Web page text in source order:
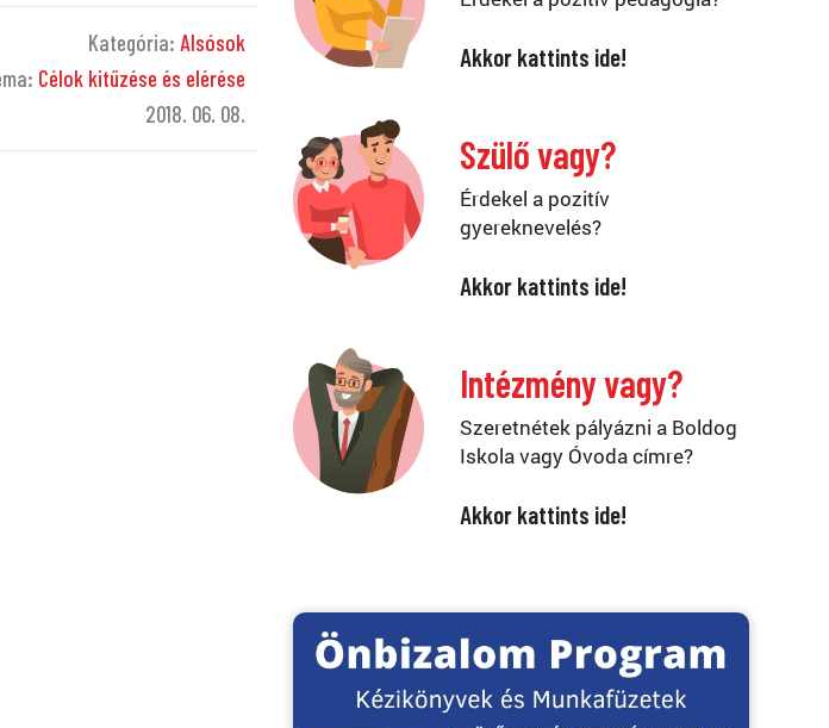
Kategória: Alsósok
Célok kitűzése és elérése
2018. 06. 08.
Akkor kattints ide!
Szülő vagy?
Érdekel a pozitív
gyereknevelés?
Akkor kattints ide!
Intézmény vagy?
Szeretnétek pályázni a Boldog
Iskola vagy Óvoda címre?
Akkor kattints ide!